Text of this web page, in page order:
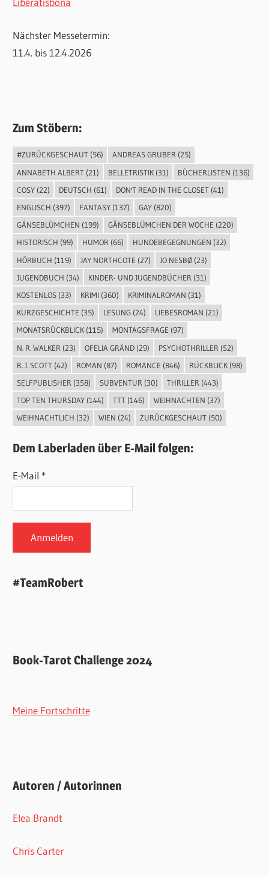
Nächster Messetermin:
11.4. bis 12.4.2026
Zum Stöbern:
#ZURÜCKGESCHAUT(56) ANDREAS GRUBER(25)
ANNABETH ALBERT(21) BELLETRISTIK(31) BÜCHERLISTEN (136)
COSY(22) DEUTSCH (61) DON'T READ IN THE CLOSET(41)
ENGLISCH (397) FANTASY(137) GAY(820)
GÄNSEBLÜMCHEN (199) GÄNSEBLÜMCHEN DER WOCHE (220)
HISTORISCH (99) HUMOR(66) HUNDEBEGEGNUNGEN (32)
HÖRBUCH (119) JAY NORTHCOTE (27) JO NESBØ(23)
JUGENDBUCH (34) KINDER- UND JUGENDBÜCHER (31)
KOSTENLOS(33) KRIMI(360) KRIMINALROMAN (31)
KURZGESCHICHTE (35) LESUNG(24) LIEBESROMAN (21)
MONATSRÜCKBLICK(115) MONTAGSFRAGE (97)
N. R. WALKER (23) OFELIA GRÄND(29) PSYCHOTHRILLER (52)
R. J. SCOTT(42) ROMAN (87) ROMANCE (846) RÜCKBLICK(98)
SELFPUBLISHER (358) SUBVENTUR (30) THRILLER (443)
TOP TEN THURSDAY(144) TTT(146) WEIHNACHTEN (37)
WEIHNACHTLICH (32) WIEN (24) ZURÜCKGESCHAUT(50)
Dem Laberladen über E-Mail folgen:
E-Mail *
#TeamRobert
Book-Tarot Challenge 2024
Meine Fortschritte
Autoren / Autorinnen
Elea Brandt
Chris Carter